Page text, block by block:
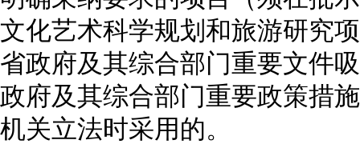
文化艺术科学规划和旅游研究
省政府及其综合部门重要文件
政府及其综合部门重要政策措
机关立法时采用的。